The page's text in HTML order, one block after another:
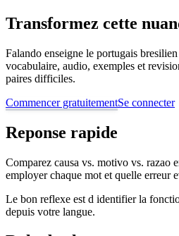
Transformez cette
Falando enseigne le portugais
vocabulaire, audio, exemples et
paires difficiles.
Commencer gratuitementSe connecter
Reponse rapide
Comparez causa vs. motivo vs. razao
employer chaque mot et quelle erreur
Le bon reflexe est d identifier la
depuis votre langue.